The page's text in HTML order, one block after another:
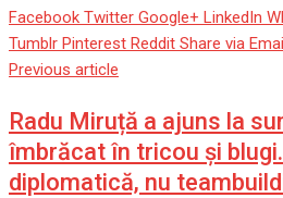
Facebook Twitter Google+ LinkedIn
Tumblr Pinterest Reddit Share via
Previous article
Radu Miruță a ajuns la
îmbrăcat în tricou şi
diplomatică, nu